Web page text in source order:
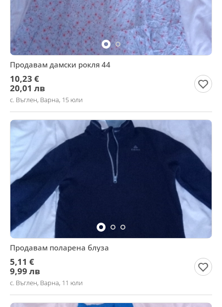
Продавам дамски рокля 44
10,23 €
20,01 лв
с. Въглен, Варна, 15 юли
Продавам поларена блуза
5,11 €
9,99 лв
с. Въглен, Варна, 11 юли